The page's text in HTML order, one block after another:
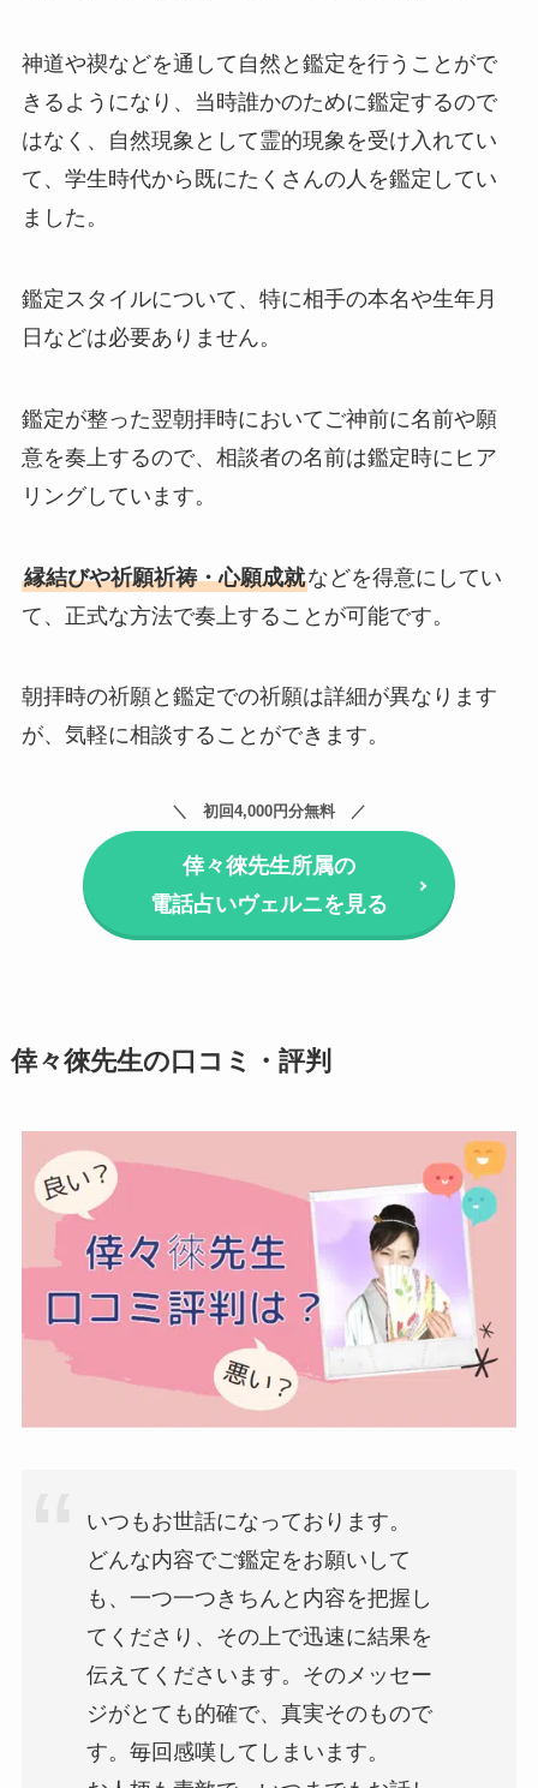
神道や禊などを通して自然と鑑定を行うことがで
きるようになり、当時誰かのために鑑定するので
はなく、自然現象として霊的現象を受け入れてい
て、学生時代から既にたくさんの人を鑑定してい
ました。
鑑定スタイルについて、特に相手の本名や生年月
日などは必要ありません。
鑑定が整った翌朝拝時においてご神前に名前や願
意を奏上するので、相談者の名前は鑑定時にヒア
リングしています。
縁結びや祈願祈祷・心願成就などを得意にしてい
て、正式な方法で奏上することが可能です。
朝拝時の祈願と鑑定での祈願は詳細が異なります
が、気軽に相談することができます。
初回4,000円分無料
倖々徠先生所属の
電話占いヴェルニを見る
倖々徠先生の口コミ・評判
いつもお世話になっております。
どんな内容でご鑑定をお願いして
も、一つ一つきちんと内容を把握し
てくださり、その上で迅速に結果を
伝えてくださいます。そのメッセー
ジがとても的確で、真実そのもので
す。毎回感嘆してしまいます。